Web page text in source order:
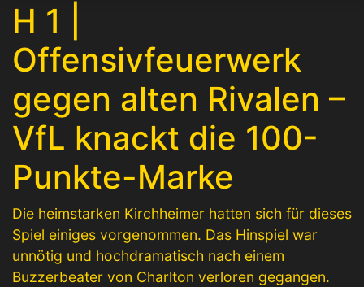
H 1 |
Offensivfeuerwerk
gegen alten Rivalen –
VfL knackt die 100-
Punkte-Marke
Die heimstarken Kirchheimer hatten sich für dieses
Spiel einiges vorgenommen. Das Hinspiel war
unnötig und hochdramatisch nach einem
Buzzerbeater von Charlton verloren gegangen.